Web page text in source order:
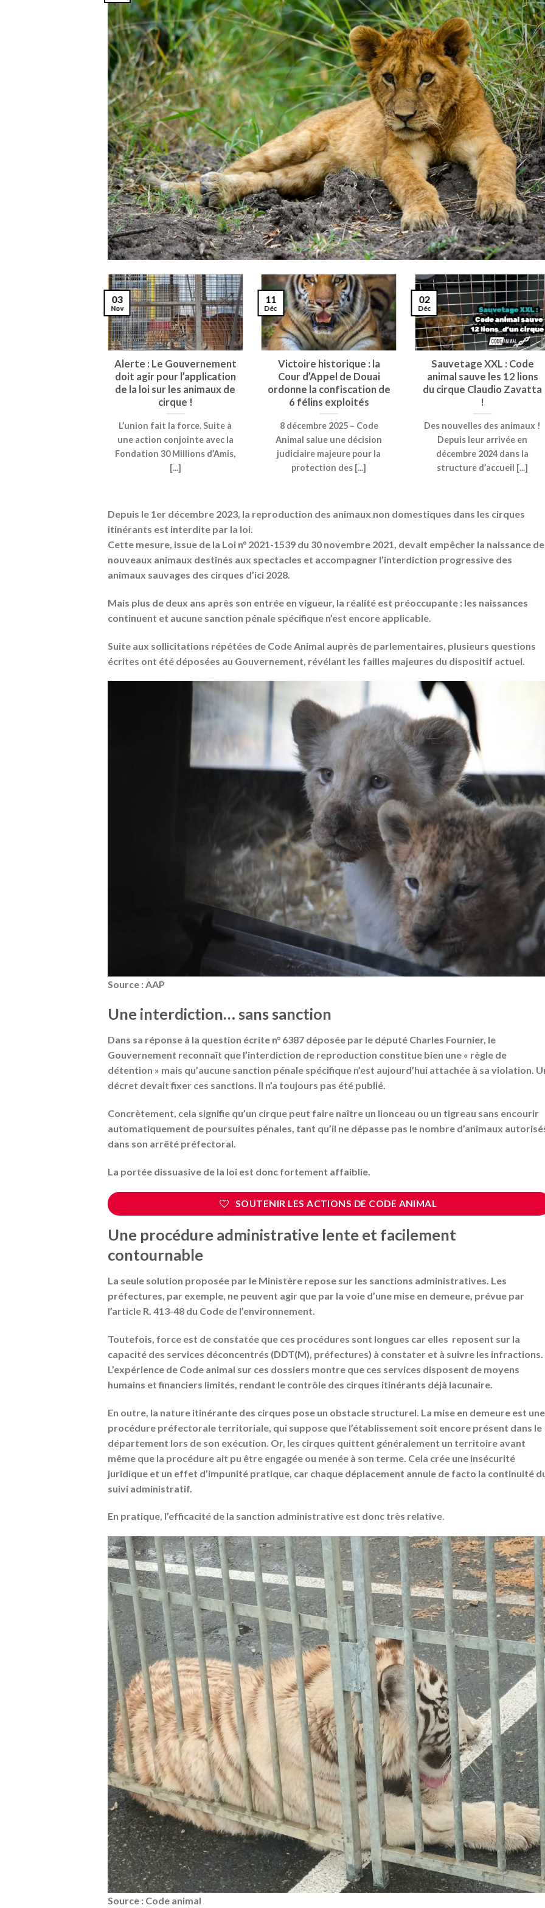
Alerte : Le Gouvernement
doit agir pour l’application
de la loi sur les animaux de
cirque !
L’union fait la force. Suite à
une action conjointe avec la
Fondation 30 Millions d’Amis,
[...]
03
Nov
Victoire historique : la
Cour d’Appel de Douai
ordonne la confiscation de
6 félins exploités
8 décembre 2025 – Code
Animal salue une décision
judiciaire majeure pour la
protection des [...]
11
Déc
Sauvetage XXL : Code
animal sauve les 12 lions
du cirque Claudio Zavatta
!
Des nouvelles des animaux !
Depuis leur arrivée en
décembre 2024 dans la
structure d’accueil [...]
02
Déc
Depuis le 1er décembre 2023, la reproduction des animaux non domestiques dans les cirques
itinérants est interdite par la loi.
Cette mesure, issue de la Loi n° 2021-1539 du 30 novembre 2021, devait empêcher la naissance de
nouveaux animaux destinés aux spectacles et accompagner l’interdiction progressive des
animaux sauvages des cirques d’ici 2028.
Mais plus de deux ans après son entrée en vigueur, la réalité est préoccupante : les naissances
continuent et aucune sanction pénale spécifique n’est encore applicable.
Suite aux sollicitations répétées de Code Animal auprès de parlementaires, plusieurs questions
écrites ont été déposées au Gouvernement, révélant les failles majeures du dispositif actuel.
Source : AAP
Une interdiction… sans sanction
Dans sa réponse à la question écrite n° 6387 déposée par le député Charles Fournier, le
Gouvernement reconnaît que l’interdiction de reproduction constitue bien une « règle de
détention » mais qu’aucune sanction pénale spécifique n’est aujourd’hui attachée à sa violation.
décret devait fixer ces sanctions. Il n’a toujours pas été publié.
Concrètement, cela signifie qu’un cirque peut faire naître un lionceau ou un tigreau sans encourir
automatiquement de poursuites pénales, tant qu’il ne dépasse pas le nombre d’animaux
dans son arrêté préfectoral.
La portée dissuasive de la loi est donc fortement affaiblie.
SOUTENIR LES ACTIONS DE CODE ANIMAL
Une procédure administrative lente et facilement
contournable
La seule solution proposée par le Ministère repose sur les sanctions administratives. Les
préfectures, par exemple, ne peuvent agir que par la voie d’une mise en demeure, prévue par
l’article R. 413-48 du Code de l’environnement.
Toutefois, force est de constatée que ces procédures sont longues car elles reposent sur la
capacité des services déconcentrés (DDT(M), préfectures) à constater et à suivre les infractions.
L’expérience de Code animal sur ces dossiers montre que ces services disposent de moyens
humains et financiers limités , rendant le contrôle des cirques itinérants déjà lacunaire.
En outre, la nature itinérante des cirques pose un obstacle structurel. La mise en demeure est une
procédure préfectorale territoriale, qui suppose que l’établissement soit encore présent dans le
département lors de son exécution. Or, les cirques quittent généralement un territoire avant
même que la procédure ait pu être engagée ou menée à son terme. Cela crée une insécurité
juridique et un effet d’impunité pratique , car chaque déplacement annule de facto la continuité
suivi administratif.
En pratique, l’efficacité de la sanction administrative est donc très relative.
Source : Code animal